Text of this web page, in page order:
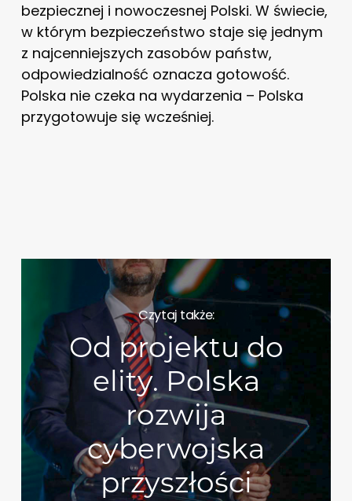
bezpiecznej i nowoczesnej Polski. W świecie,
w którym bezpieczeństwo staje się jednym
z najcenniejszych zasobów państw,
odpowiedzialność oznacza gotowość.
Polska nie czeka na wydarzenia – Polska
przygotowuje się wcześniej.
Czytaj także:
Od projektu do
elity. Polska
rozwija
cyberwojska
przyszłości